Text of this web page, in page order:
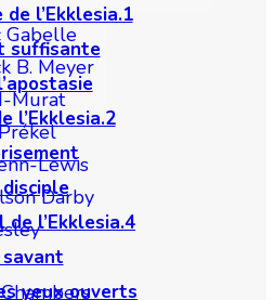
Gabelle
B. Meyer
Murat
Lewis
Darby
l’Ekklesia.1
suffisante
l’Ekklesia.2
l’Ekklesia.4
yeux ouverts